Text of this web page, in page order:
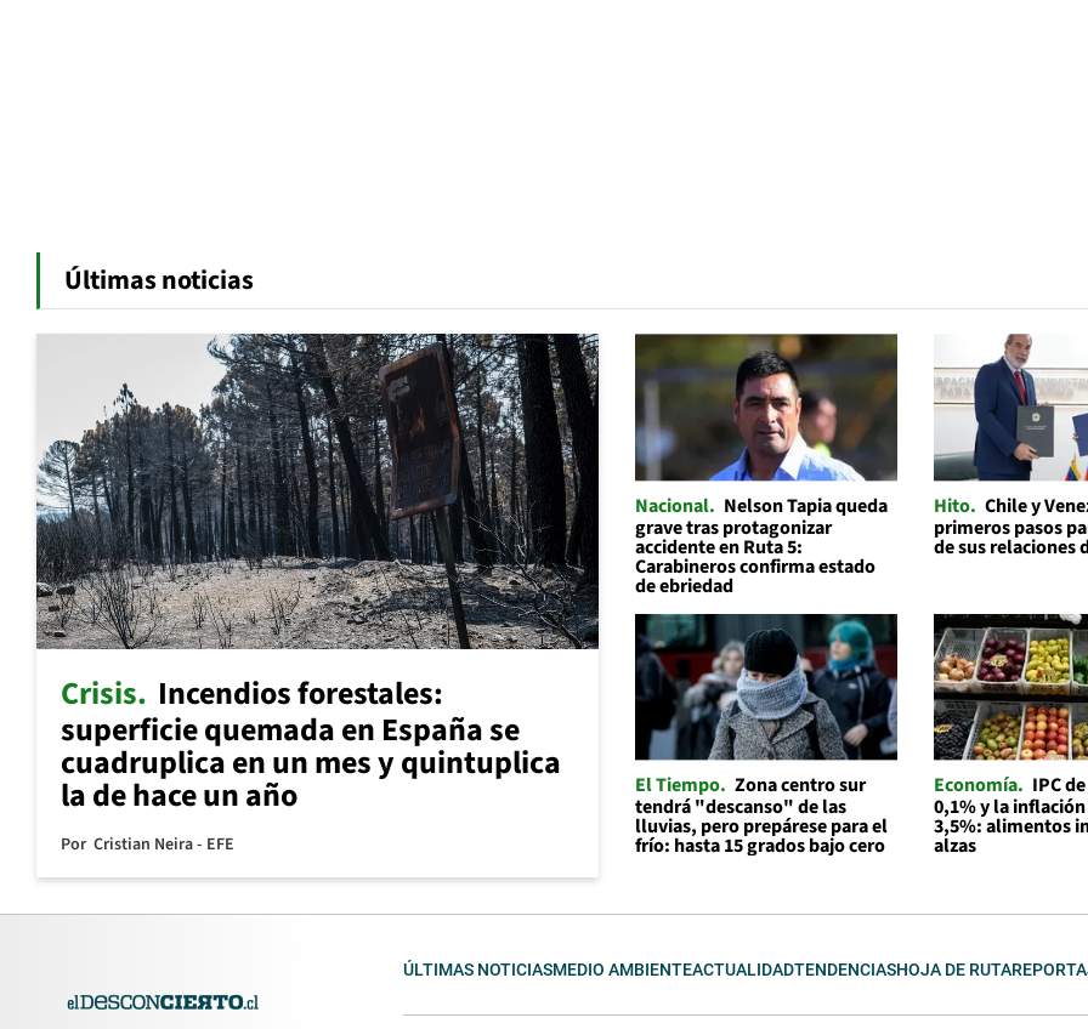
Últimas noticias
Crisis Incendios forestales:
superficie quemada en España se
cuadruplica en un mes y quintuplica
la de hace un año
Por Cristian Neira - EFE
Nacional
Nelson Tapia queda
grave tras protagonizar
accidente en Ruta 5:
Carabineros confirma estado
de ebriedad
Hito Chile y
primeros pasos
de sus relaciones
El Tiempo Zona centro sur
tendrá "descanso" de las
lluvias, pero prepárese para el
frío: hasta 15 grados bajo cero
Economía IPC
0,1% y la
3,5%: alimentos
alzas
ÚLTIMAS NOTICIASMEDIO AMBIENTEACTUALIDADTENDENCIASHOJA DE RUTA